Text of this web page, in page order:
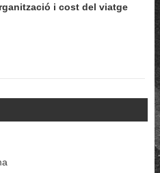
i cost del viatge